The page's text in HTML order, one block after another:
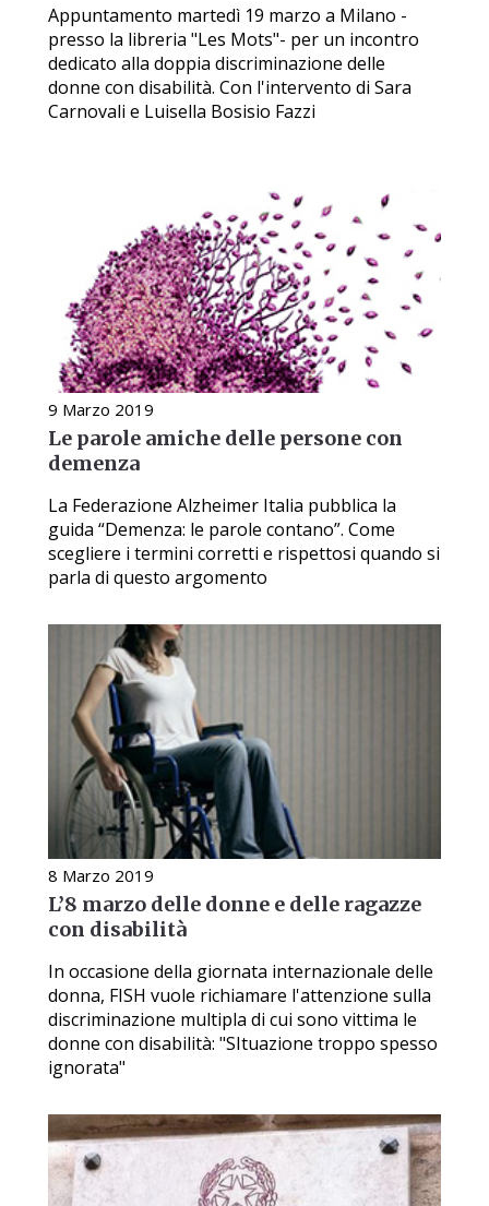
Appuntamento martedì 19 marzo a Milano -
presso la libreria "Les Mots"- per un incontro
dedicato alla doppia discriminazione delle
donne con disabilità. Con l'intervento di Sara
Carnovali e Luisella Bosisio Fazzi
9 Marzo 2019
Le parole amiche delle persone con
demenza
La Federazione Alzheimer Italia pubblica la
guida “Demenza: le parole contano”. Come
scegliere i termini corretti e rispettosi quando si
parla di questo argomento
8 Marzo 2019
L’8 marzo delle donne e delle ragazze
con disabilità
In occasione della giornata internazionale delle
donna, FISH vuole richiamare l'attenzione sulla
discriminazione multipla di cui sono vittima le
donne con disabilità: "SItuazione troppo spesso
ignorata"